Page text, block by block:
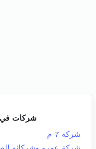
شركات في
شركة 7 م